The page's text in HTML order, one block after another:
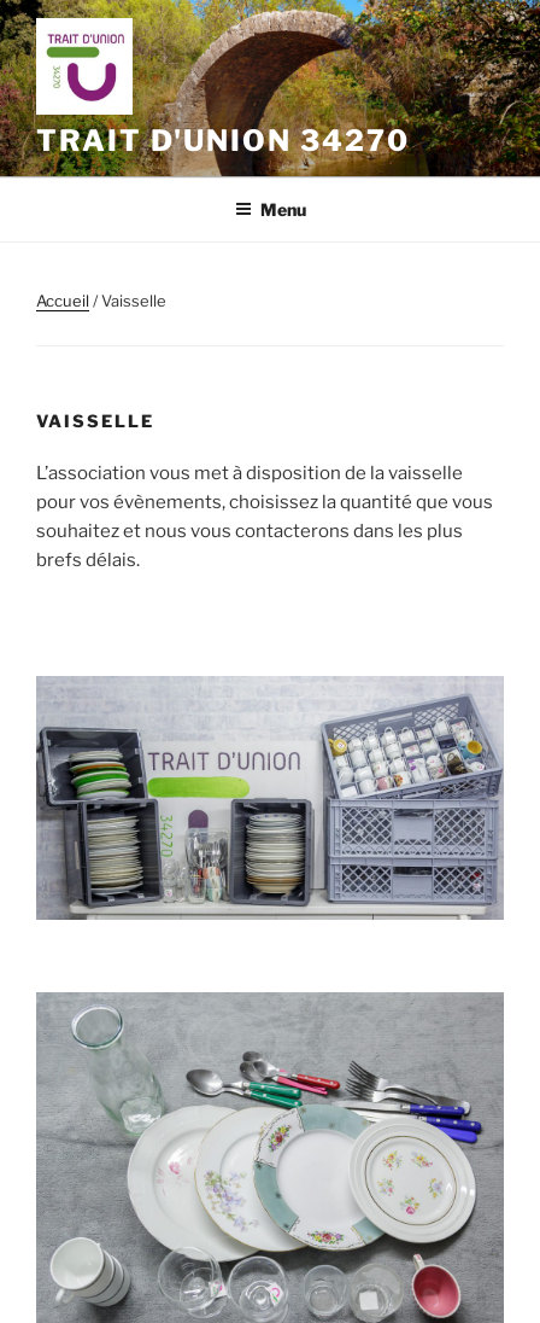
Aller
au
contenu
principal
TRAIT D'UNION 34270
Menu
Accueil/ Vaisselle
VAISSELLE
L’association vous met à disposition de la vaisselle
pour vos évènements, choisissez la quantité que vous
souhaitez et nous vous contacterons dans les plus
brefs délais.